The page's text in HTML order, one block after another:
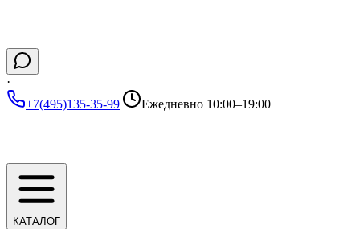
·
+7(495)135-35-99| Ежедневно 10:00–19:00
КАТАЛОГ